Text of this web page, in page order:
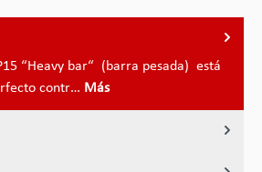
“Heavy bar“ (barra pesada) está
contr… Más